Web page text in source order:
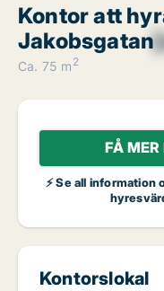
Kontor att
Jakobsgatan
Ca. 75 m 2
FÅ MER
⚡ Se all
Kontorslokal